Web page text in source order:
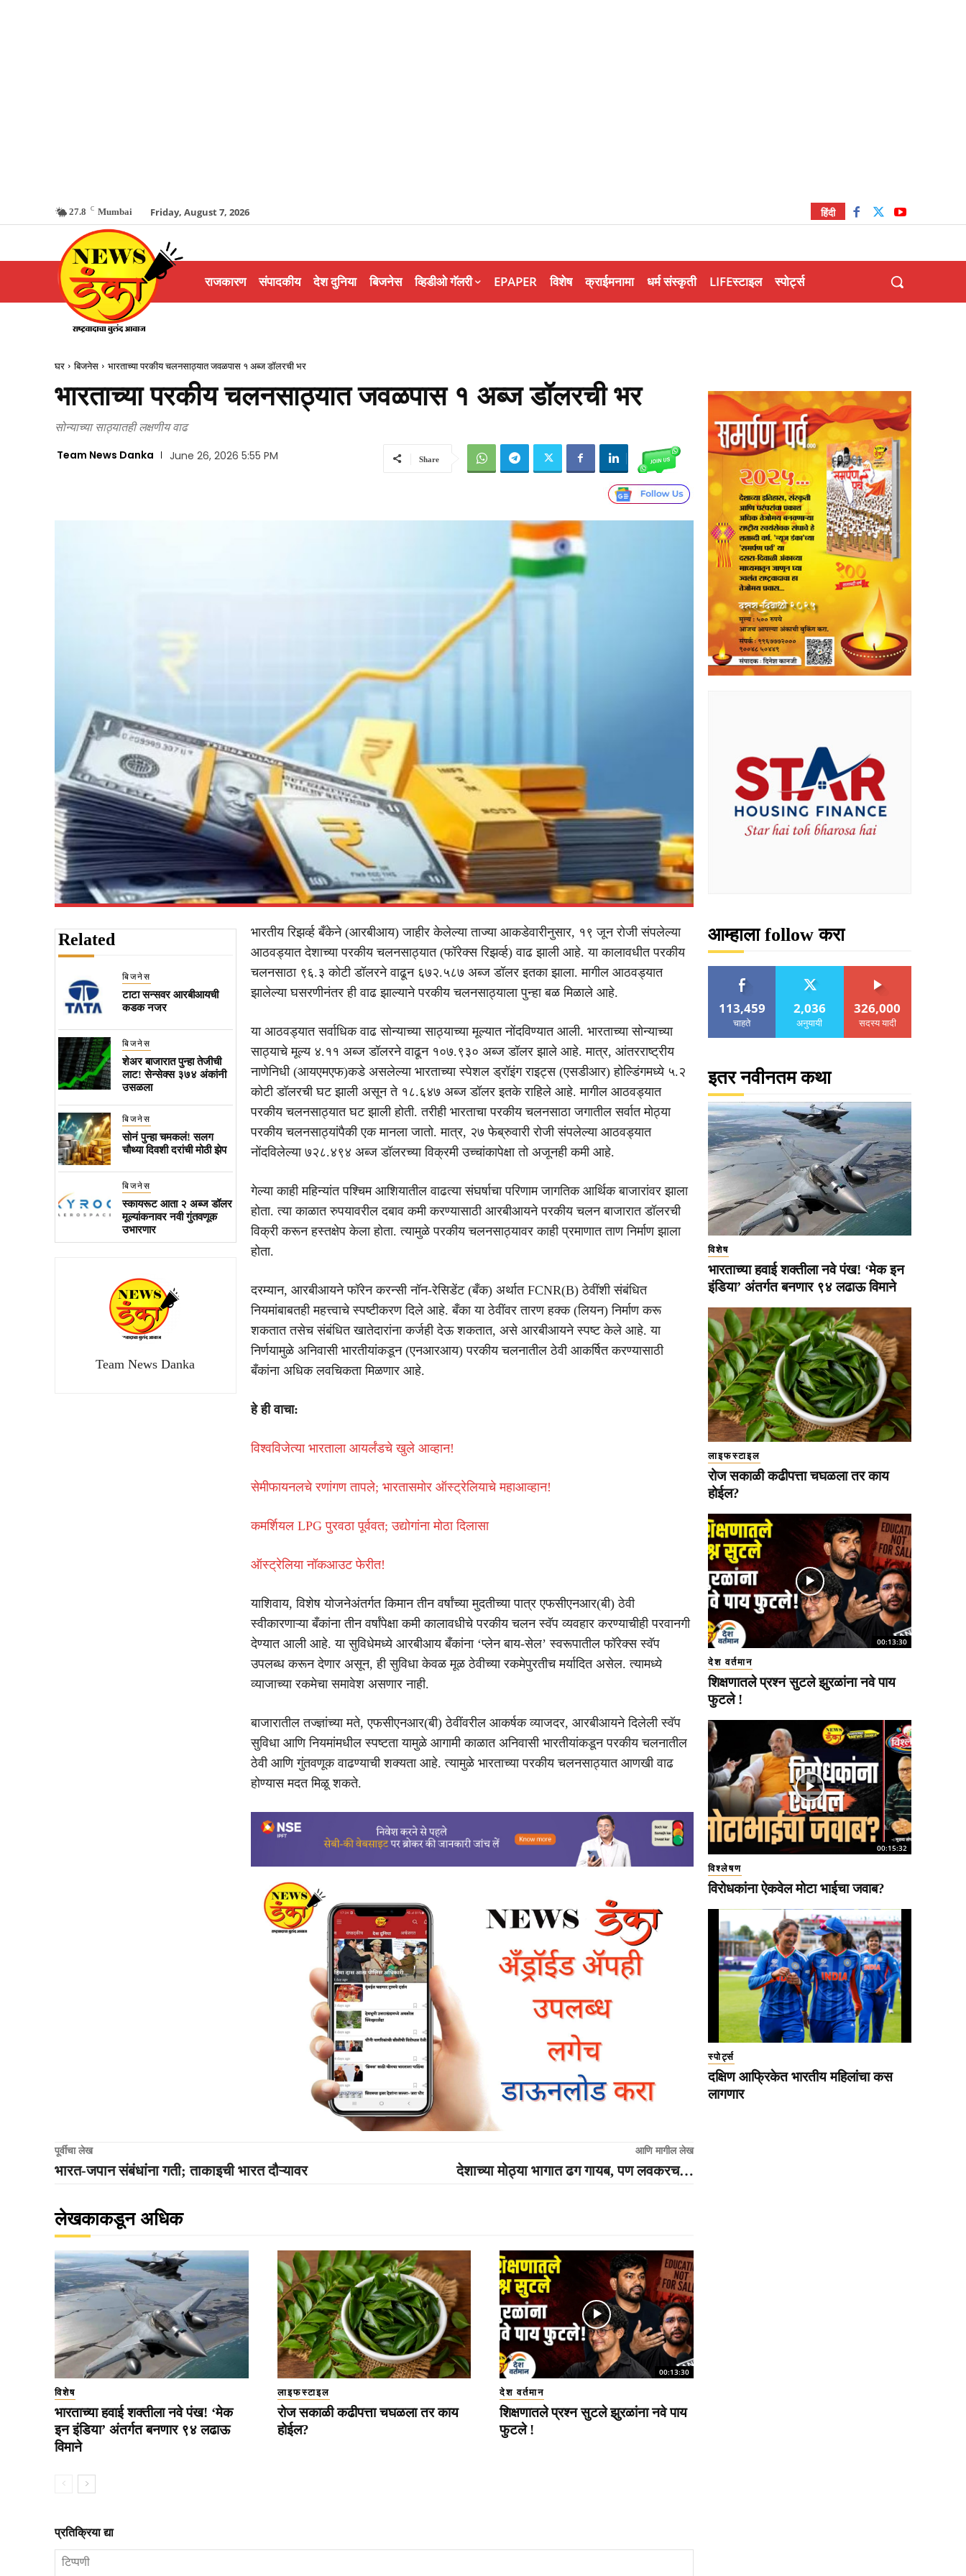
27.8 C Mumbai Friday, August 7, 2026 हिंदी
राजकारण संपादकीय देश दुनिया बिजनेस व्हिडीओ गॅलरी EPAPER विशेष क्राईमनामा धर्म संस्कृती LIFEस्टाइल स्पोर्ट्स
घर बिजनेस भारताच्या परकीय चलनसाठ्यात जवळपास १ अब्ज डॉलरची भर
भारताच्या परकीय चलनसाठ्यात जवळपास १ अब्ज डॉलरची भर
सोन्याच्या साठ्यातही लक्षणीय वाढ
Team News Danka June 26, 2026 5:55 PM Share
Related
बिजनेस
टाटा सन्सवर आरबीआयची
कडक नजर
बिजनेस
शेअर बाजारात पुन्हा तेजीची
लाट! सेन्सेक्स ३७४ अंकांनी
उसळला
बिजनेस
सोनं पुन्हा चमकलं! सलग
चौथ्या दिवशी दरांची मोठी झेप
बिजनेस
स्कायरूट आता २ अब्ज डॉलर
मूल्यांकनावर नवी गुंतवणूक
उभारणार
Team News Danka
भारतीय रिझर्व्ह बँकेने (आरबीआय) जाहीर केलेल्या ताज्या आकडेवारीनुसार, १९ जून रोजी संपलेल्या
आठवड्यात देशाच्या परकीय चलनसाठ्यात (फॉरेक्स रिझर्व्ह) वाढ झाली आहे. या कालावधीत परकीय
चलनसाठा ९६.३ कोटी डॉलरने वाढून ६७२.५८७ अब्ज डॉलर इतका झाला. मागील आठवड्यात
झालेल्या घसरणीनंतर ही वाढ झाल्याने परकीय चलनसाठ्याला पुन्हा बळ मिळाले आहे.
या आठवड्यात सर्वाधिक वाढ सोन्याच्या साठ्याच्या मूल्यात नोंदविण्यात आली. भारताच्या सोन्याच्या
साठ्याचे मूल्य ४.११ अब्ज डॉलरने वाढून १०७.९३० अब्ज डॉलर झाले आहे. मात्र, आंतरराष्ट्रीय
नाणेनिधी (आयएमएफ)कडे असलेल्या भारताच्या स्पेशल ड्रॉइंग राइट्स (एसडीआर) होल्डिंगमध्ये ५.२
कोटी डॉलरची घट झाली असून ते १८.६४७ अब्ज डॉलर इतके राहिले आहे. मागील आठवड्यात
परकीय चलनसाठ्यात घट झाली होती. तरीही भारताचा परकीय चलनसाठा जगातील सर्वात मोठ्या
परकीय चलनसाठ्यांपैकी एक मानला जातो. मात्र, २७ फेब्रुवारी रोजी संपलेल्या आठवड्यात
नोंदविलेल्या ७२८.४९४ अब्ज डॉलरच्या विक्रमी उच्चांकापेक्षा तो अजूनही कमी आहे.
गेल्या काही महिन्यांत पश्चिम आशियातील वाढत्या संघर्षाचा परिणाम जागतिक आर्थिक बाजारांवर झाला
होता. त्या काळात रुपयावरील दबाव कमी करण्यासाठी आरबीआयने परकीय चलन बाजारात डॉलरची
विक्री करून हस्तक्षेप केला होता. त्यामुळे परकीय चलनसाठ्यावर काही प्रमाणात ताण निर्माण झाला
होता.
दरम्यान, आरबीआयने फॉरेन करन्सी नॉन-रेसिडेंट (बँक) अर्थात FCNR(B) ठेवींशी संबंधित
नियमांबाबतही महत्त्वाचे स्पष्टीकरण दिले आहे. बँका या ठेवींवर तारण हक्क (लियन) निर्माण करू
शकतात तसेच संबंधित खातेदारांना कर्जही देऊ शकतात, असे आरबीआयने स्पष्ट केले आहे. या
निर्णयामुळे अनिवासी भारतीयांकडून (एनआरआय) परकीय चलनातील ठेवी आकर्षित करण्यासाठी
बँकांना अधिक लवचिकता मिळणार आहे.
हे ही वाचा:
विश्वविजेत्या भारताला आयर्लंडचे खुले आव्हान!
सेमीफायनलचे रणांगण तापले; भारतासमोर ऑस्ट्रेलियाचे महाआव्हान!
कमर्शियल LPG पुरवठा पूर्ववत; उद्योगांना मोठा दिलासा
ऑस्ट्रेलिया नॉकआउट फेरीत!
याशिवाय, विशेष योजनेअंतर्गत किमान तीन वर्षांच्या मुदतीच्या पात्र एफसीएनआर(बी) ठेवी
स्वीकारणाऱ्या बँकांना तीन वर्षांपेक्षा कमी कालावधीचे परकीय चलन स्वॅप व्यवहार करण्याचीही परवानगी
देण्यात आली आहे. या सुविधेमध्ये आरबीआय बँकांना ‘प्लेन बाय-सेल’ स्वरूपातील फॉरेक्स स्वॅप
उपलब्ध करून देणार असून, ही सुविधा केवळ मूळ ठेवीच्या रकमेपुरतीच मर्यादित असेल. त्यामध्ये
व्याजाच्या रकमेचा समावेश असणार नाही.
बाजारातील तज्ज्ञांच्या मते, एफसीएनआर(बी) ठेवींवरील आकर्षक व्याजदर, आरबीआयने दिलेली स्वॅप
सुविधा आणि नियमांमधील स्पष्टता यामुळे आगामी काळात अनिवासी भारतीयांकडून परकीय चलनातील
ठेवी आणि गुंतवणूक वाढण्याची शक्यता आहे. त्यामुळे भारताच्या परकीय चलनसाठ्यात आणखी वाढ
होण्यास मदत मिळू शकते.
पूर्वीचा लेख
भारत-जपान संबंधांना गती; ताकाइची भारत दौऱ्यावर
आणि मागील लेख
देशाच्या मोठ्या भागात ढग गायब, पण लवकरच…
लेखकाकडून अधिक
विशेष
भारताच्या हवाई शक्तीला नवे पंख! ‘मेक
इन इंडिया’ अंतर्गत बनणार ९४ लढाऊ
विमाने
लाइफस्टाइल
रोज सकाळी कढीपत्ता चघळला तर काय
होईल?
00:13:30
देश वर्तमान
शिक्षणातले प्रश्न सुटले झुरळांना नवे पाय
फुटले !
प्रतिक्रिया द्या
आम्हाला follow करा
113,459
चाहते
2,036
अनुयायी
326,000
सदस्य यादी
इतर नवीनतम कथा
विशेष
भारताच्या हवाई शक्तीला नवे पंख! ‘मेक इन
इंडिया’ अंतर्गत बनणार ९४ लढाऊ विमाने
लाइफस्टाइल
रोज सकाळी कढीपत्ता चघळला तर काय
होईल?
00:13:30
देश वर्तमान
शिक्षणातले प्रश्न सुटले झुरळांना नवे पाय
फुटले !
00:15:32
विश्लेषण
विरोधकांना ऐकवेल मोटा भाईचा जवाब?
स्पोर्ट्स
दक्षिण आफ्रिकेत भारतीय महिलांचा कस
लागणार